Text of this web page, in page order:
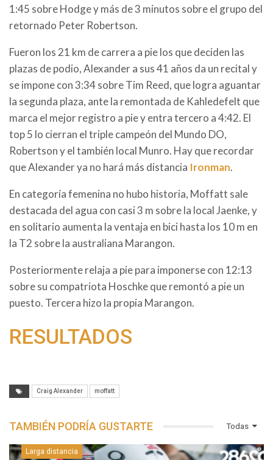
1:45 sobre Hodge y más de 3 minutos sobre el grupo del
retornado Peter Robertson.
Fueron los 21 km de carrera a pie los que deciden las
plazas de podio, Alexander a sus 41 años da un recital y
se impone con 3:34 sobre Tim Reed, que logra aguantar
la segunda plaza, ante la remontada de Kahledefelt que
marca el mejor registro a pie y entra tercero a 4:42. El
top 5 lo cierran el triple campeón del Mundo DO,
Robertson y el también local Munro. Hay que recordar
que Alexander ya no hará más distancia Ironman.
En categoría femenina no hubo historia, Moffatt sale
destacada del agua con casi 3 m sobre la local Jaenke, y
en solitario aumenta la ventaja en bici hasta los 10 m en
la T2 sobre la australiana Marangon.
Posteriormente relaja a pie para imponerse con 12:13
sobre su compatriota Hoschke que remontó a pie un
puesto. Tercera hizo la propia Marangon.
RESULTADOS
Craig Alexander moffatt
Todas
TAMBIÉN PODRÍA GUSTARTE
Larga distancia